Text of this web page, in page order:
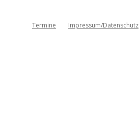
Termine Impressum/Datenschutz